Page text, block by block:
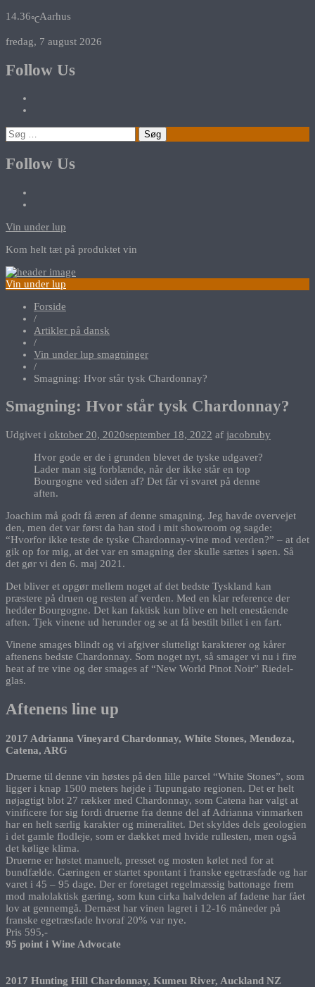
14.36℃Aarhus
fredag, 7 august 2026
Follow Us
Søg
efter:
Follow Us
Vin under lup
Kom helt tæt på produktet vin
Vin under lup
Forside
/
Artikler på dansk
/
Vin under lup smagninger
/
Smagning: Hvor står tysk Chardonnay?
Smagning: Hvor står tysk Chardonnay?
Udgivet i oktober 20, 2020september 18, 2022 af jacobruby
Hvor gode er de i grunden blevet de tyske udgaver?
Lader man sig forblænde, når der ikke står en top
Bourgogne ved siden af? Det får vi svaret på denne
aften.
Joachim må godt få æren af denne smagning. Jeg havde overvejet
den, men det var først da han stod i mit showroom og sagde:
“Hvorfor ikke teste de tyske Chardonnay-vine mod verden?” – at det
gik op for mig, at det var en smagning der skulle sættes i søen. Så
det gør vi den 6. maj 2021.
Det bliver et opgør mellem noget af det bedste Tyskland kan
præstere på druen og resten af verden. Med en klar reference der
hedder Bourgogne. Det kan faktisk kun blive en helt enestående
aften. Tjek vinene ud herunder og se at få bestilt billet i en fart.
Vinene smages blindt og vi afgiver slutteligt karakterer og kårer
aftenens bedste Chardonnay. Som noget nyt, så smager vi nu i fire
heat af tre vine og der smages af “New World Pinot Noir” Riedel-
glas.
Aftenens line up
2017 Adrianna Vineyard Chardonnay, White Stones, Mendoza,
Catena, ARG
Druerne til denne vin høstes på den lille parcel “White Stones”, som
ligger i knap 1500 meters højde i Tupungato regionen. Det er helt
nøjagtigt blot 27 rækker med Chardonnay, som Catena har valgt at
vinificere for sig fordi druerne fra denne del af Adrianna vinmarken
har en helt særlig karakter og mineralitet. Det skyldes dels geologien
i det gamle flodleje, som er dækket med hvide rullesten, men også
det kølige klima.
Druerne er høstet manuelt, presset og mosten kølet ned for at
bundfælde. Gæringen er startet spontant i franske egetræsfade og har
varet i 45 – 95 dage. Der er foretaget regelmæssig battonage frem
mod malolaktisk gæring, som kun cirka halvdelen af fadene har fået
lov at gennemgå. Dernæst har vinen lagret i 12-16 måneder på
franske egetræsfade hvoraf 20% var nye.
Pris 595,-
95 point i Wine Advocate
2017 Hunting Hill Chardonnay, Kumeu River, Auckland NZ